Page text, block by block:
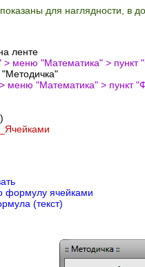
для наглядности, в
ленте
> меню "Математика" > пункт "
меню "Математика" > пункт "
формулу ячейками
(текст)